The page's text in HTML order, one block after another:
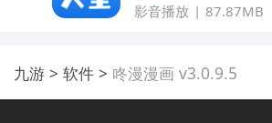
影音播放 87.87MB
九游 软件 咚漫漫画 v3.0.9.5